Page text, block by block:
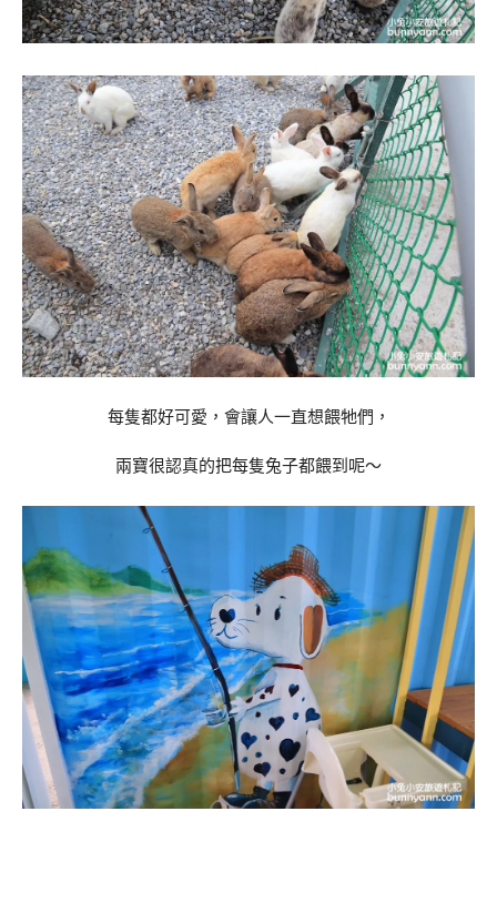
每隻都好可愛，會讓人一直想餵牠們，
兩寶很認真的把每隻兔子都餵到呢～